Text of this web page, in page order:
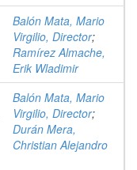
Balón Mata, Mario
Virgilio, Director;
Ramírez Almache,
Erik Wladimir
Balón Mata, Mario
Virgilio, Director;
Durán Mera,
Christian Alejandro